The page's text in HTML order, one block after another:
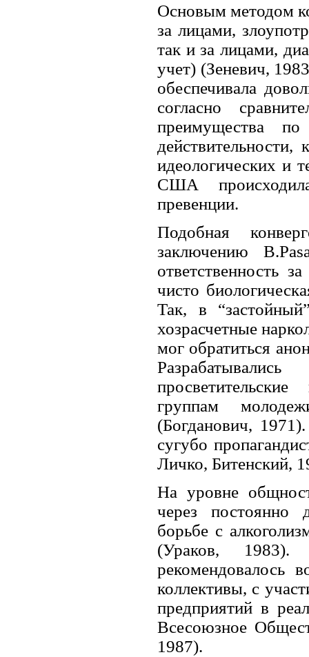
Основым методом
за лицами,
так и за лицами,
учет) (Зеневич,
обеспечивала
согласно
преимущества
идеологических и
США
превенции.
Подобная
заключению
ответственность
чисто
Так, в
хозрасчетные
мог обратиться
группам
(Богданович,
сугубо
Личко, Битенский,
На уровне
через постоянно
борьбе с
(Ураков, 1983).
рекомендовалось
коллективы, с
предприятий в
Всесоюзное
1987).